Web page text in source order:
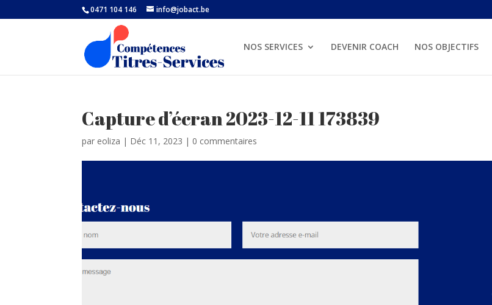
0471 104 146 info@jobact.be
NOS SERVICES DEVENIR COACH NOS OBJECTIFS
Capture d’écran 2023-12-11 173839
par eoliza | Déc 11, 2023 | 0 commentaires